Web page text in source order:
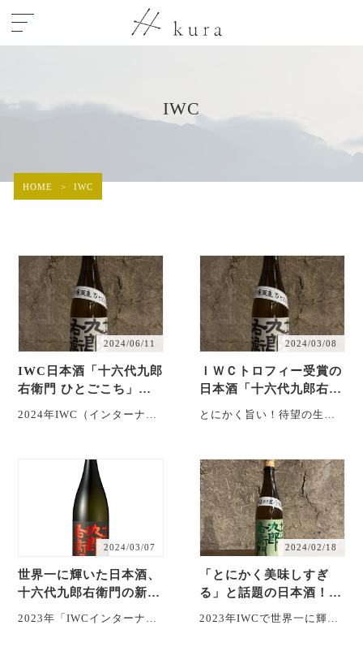
IWC
HOME > IWC
2024/06/11
IWC日本酒「十六代九郎
右衛門 ひとごこち」が
トロフィー受賞！
2024年IWC（インターナシ
「トロフィー」受賞！
2024/03/08
ＩＷＣトロフィー受賞の
日本酒「十六代九郎右衛
門 純米 ひとごこち」新
とにかく旨い！待望の生酛
六代九郎右衛門 純・・・
2024/03/07
世界一に輝いた日本酒、
十六代九郎右衛門の新酒
が発売！
2023年「IWCインターナシ
2024/02/18
「とにかく美味しすぎ
る」と話題の日本酒！十
六代九郎右衛門 生酛 金
2023年IWCで世界一に輝い